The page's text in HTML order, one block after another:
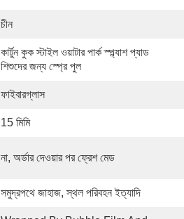
চীন
কার্টুন কুক স্টাইল ওয়াটার পার্ক স্প্ল্যাশ প্যাড
শিশুদের জন্য স্প্রে পুল
ফাইবারগ্লাস
15 মিমি
না, অর্ডার দেওয়ার পর ফ্রেশ মেড
সমুদ্রপথে জাহাজ, স্থল পরিবহন ইত্যাদি